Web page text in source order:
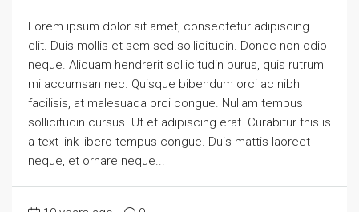
Lorem ipsum dolor sit amet, consectetur adipiscing
elit. Duis mollis et sem sed sollicitudin. Donec non odio
neque. Aliquam hendrerit sollicitudin purus, quis rutrum
mi accumsan nec. Quisque bibendum orci ac nibh
facilisis, at malesuada orci congue. Nullam tempus
sollicitudin cursus. Ut et adipiscing erat. Curabitur this is
a text link libero tempus congue. Duis mattis laoreet
neque, et ornare neque...